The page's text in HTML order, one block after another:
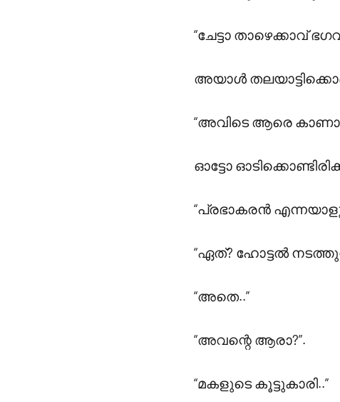
“ചേട്ടാ താഴെക്കാവ്
അയാൾ
“അവിടെ ആരെ
ഓട്ടോ
“പ്രഭാകരൻ
“ഏത്? ഹോട്ടൽ
“അതെ..”
“അവന്റെ ആരാ?”.
“മകളുടെ കൂട്ടുകാരി..”